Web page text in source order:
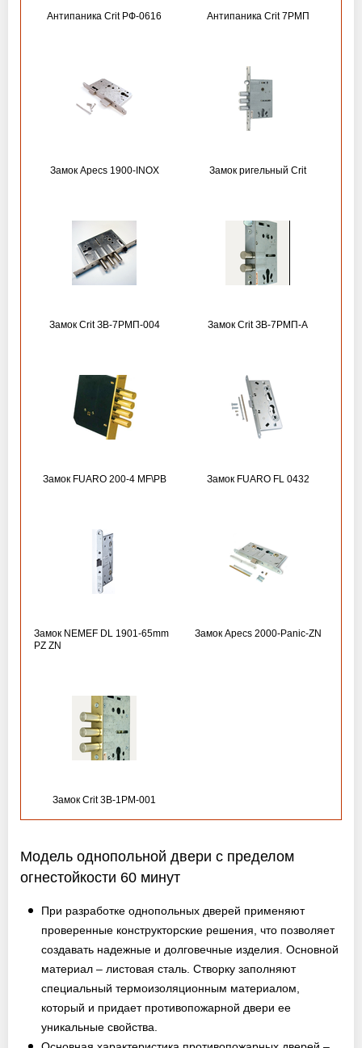
Антипаника Crit РФ-0616 Антипаника Crit 7РМП
Замок Apecs 1900-INOX Замок ригельный Crit
Замок Crit ЗВ-7РМП-004 Замок Crit ЗВ-7РМП-А
Замок FUARO 200-4 MF\РВ Замок FUARO FL 0432
Замок NEMEF DL 1901-65mm
PZ ZN
Замок Apecs 2000-Panic-ZN
Замок Crit 3B-1PM-001
Модель однопольной двери с пределом
огнестойкости 60 минут
При разработке однопольных дверей применяют
проверенные конструкторские решения, что позволяет
создавать надежные и долговечные изделия. Основной
материал – листовая сталь. Створку заполняют
специальный термоизоляционным материалом,
который и придает противопожарной двери ее
уникальные свойства.